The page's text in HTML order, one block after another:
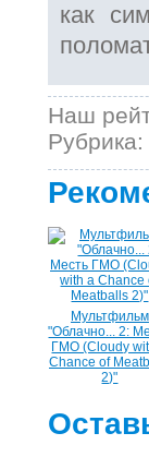
как
Наш
Рубрика:
Мультфильм
"Облачно... 2:
ГМО (Cloudy
Chance of
2)"